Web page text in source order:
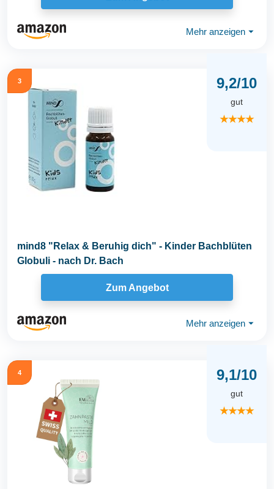
Mehr anzeigen ⏷
3 9,2/10
gut
★★★★
mind8 "Relax & Beruhig dich" - Kinder Bachblüten
Globuli - nach Dr. Bach
Zum Angebot
Mehr anzeigen ⏷
4 9,1/10
gut
★★★★